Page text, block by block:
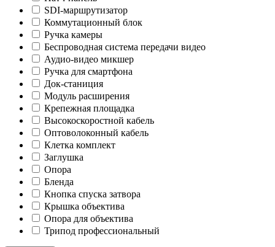
SDI-маршрутизатор
Коммутационный блок
Ручка камеры
Беспроводная система передачи видео
Аудио-видео микшер
Ручка для смартфона
Док-станиция
Модуль расширения
Крепежная площадка
Высокоскоростной кабель
Оптоволоконный кабель
Клетка комплект
Заглушка
Опора
Бленда
Кнопка спуска затвора
Крышка объектива
Опора для объектива
Трипод профессиональный